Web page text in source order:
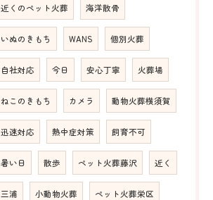
近くのペット火葬 海洋散骨
いぬのきもち WANS 個別火葬
自社対応 今日 安心丁寧 火葬場
ねこのきもち カメラ 動物火葬横須賀
迅速対応 熱中症対策 飼育不可
暑い日 散歩 ペット火葬藤沢 近く
三浦 小動物火葬 ペット火葬栄区